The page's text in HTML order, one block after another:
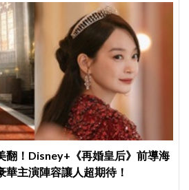
翻！Disney+《再婚皇后》前導海
主演陣容讓人超期待！